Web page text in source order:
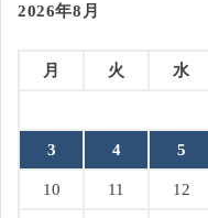
2026年8月
月 火 水
3 4 5
10 11 12